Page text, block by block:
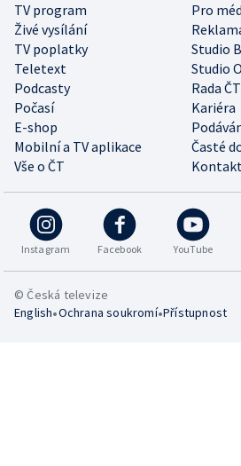
TV program
Pro
Živé vysílání
TV poplatky
Studio
Teletext
Studio
Podcasty
Rada ČT
Počasí
Kariéra
E-shop
Mobilní a TV aplikace
Časté
Vše o ČT
Instagram Facebook YouTube
© Česká televize
English•Ochrana soukromí•Přístupnost